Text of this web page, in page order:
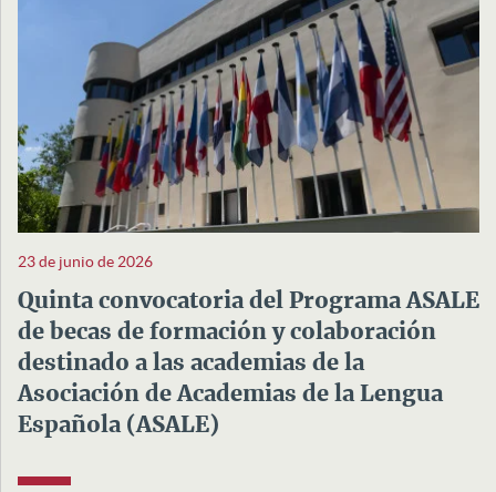
23 de junio de 2026
Quinta convocatoria del Programa ASALE
de becas de formación y colaboración
destinado a las academias de la
Asociación de Academias de la Lengua
Española (ASALE)